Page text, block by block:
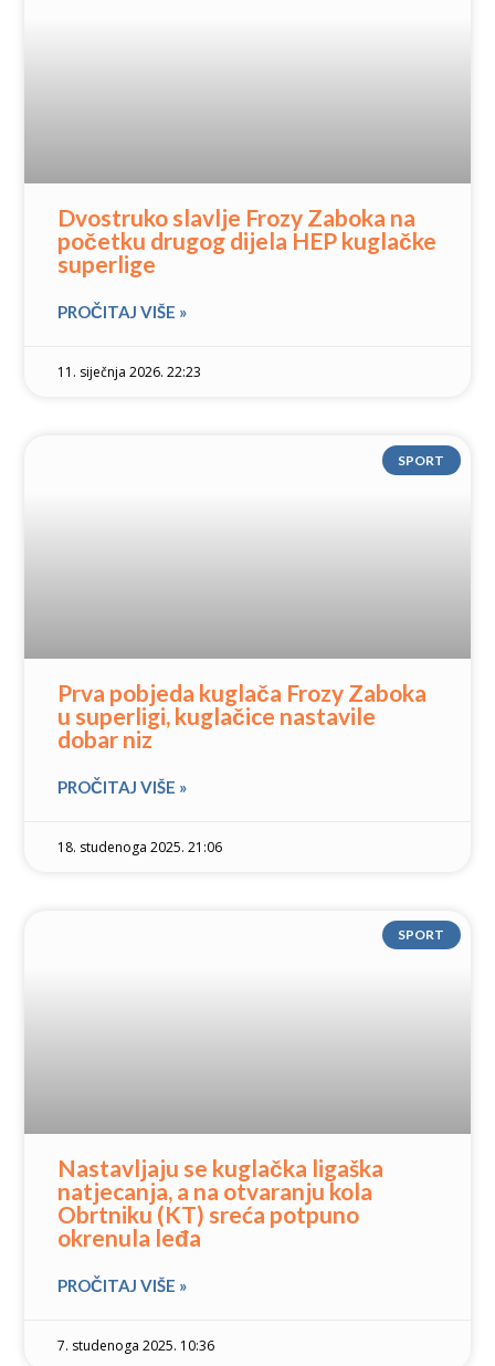
Dvostruko slavlje Frozy Zaboka na
početku drugog dijela HEP kuglačke
superlige
PROČITAJ VIŠE »
11. siječnja 2026. 22:23
SPORT
Prva pobjeda kuglača Frozy Zaboka
u superligi, kuglačice nastavile
dobar niz
PROČITAJ VIŠE »
18. studenoga 2025. 21:06
SPORT
Nastavljaju se kuglačka ligaška
natjecanja, a na otvaranju kola
Obrtniku (KT) sreća potpuno
okrenula leđa
PROČITAJ VIŠE »
7. studenoga 2025. 10:36